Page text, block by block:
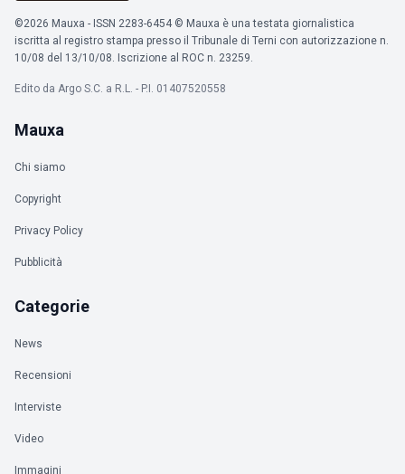
©2026 Mauxa - ISSN 2283-6454 © Mauxa è una testata giornalistica
iscritta al registro stampa presso il Tribunale di Terni con autorizzazione n.
10/08 del 13/10/08. Iscrizione al ROC n. 23259.
Edito da Argo S.C. a R.L. - P.I. 01407520558
Mauxa
Chi siamo
Copyright
Privacy Policy
Pubblicità
Categorie
News
Recensioni
Interviste
Video
Immagini